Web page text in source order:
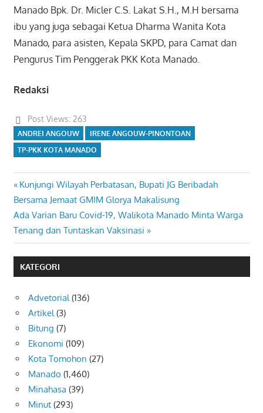
Manado Bpk. Dr. Micler C.S. Lakat S.H., M.H bersama
ibu yang juga sebagai Ketua Dharma Wanita Kota
Manado, para asisten, Kepala SKPD, para Camat dan
Pengurus Tim Penggerak PKK Kota Manado.
Redaksi
Post Views: 263
ANDREI ANGOUW
IRENE ANGOUW-PINONTOAN
TP-PKK KOTA MANADO
Navigasi
pos
Previous
Post:
Kunjungi Wilayah Perbatasan, Bupati JG Beribadah
Bersama Jemaat GMIM Glorya Makalisung
Next
Post:
Ada Varian Baru Covid-19, Walikota Manado Minta Warga
Tenang dan Tuntaskan Vaksinasi
KATEGORI
Advetorial(136)
Artikel(3)
Bitung (7)
Ekonomi (109)
Kota Tomohon (27)
Manado (1,460)
Minahasa (39)
Minut (293)